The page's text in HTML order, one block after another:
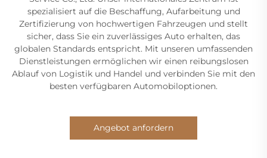
spezialisiert auf die Beschaffung, Aufarbeitung und
Zertifizierung von hochwertigen Fahrzeugen und stellt
sicher, dass Sie ein zuverlässiges Auto erhalten, das
globalen Standards entspricht. Mit unseren umfassenden
Dienstleistungen ermöglichen wir einen reibungslosen
Ablauf von Logistik und Handel und verbinden Sie mit den
besten verfügbaren Automobiloptionen.
Angebot anfordern